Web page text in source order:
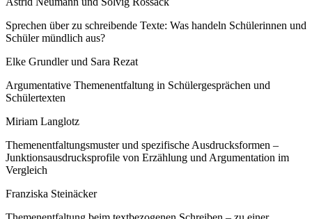
Sprechen über zu schreibende Texte: Was handeln Schülerinnen und
Schüler mündlich aus?
Elke Grundler und Sara Rezat
Argumentative Themenentfaltung in Schülergesprächen und
Schülertexten
Miriam Langlotz
Themenentfaltungsmuster und spezifische Ausdrucksformen –
Junktionsausdrucksprofile von Erzählung und Argumentation im
Vergleich
Franziska Steinäcker